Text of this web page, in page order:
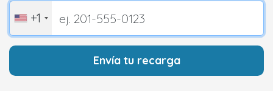
+1
Envía tu recarga